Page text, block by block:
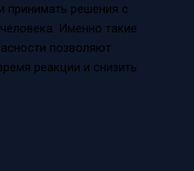
принимать решения с
Именно такие
позволяют
реакции и снизить